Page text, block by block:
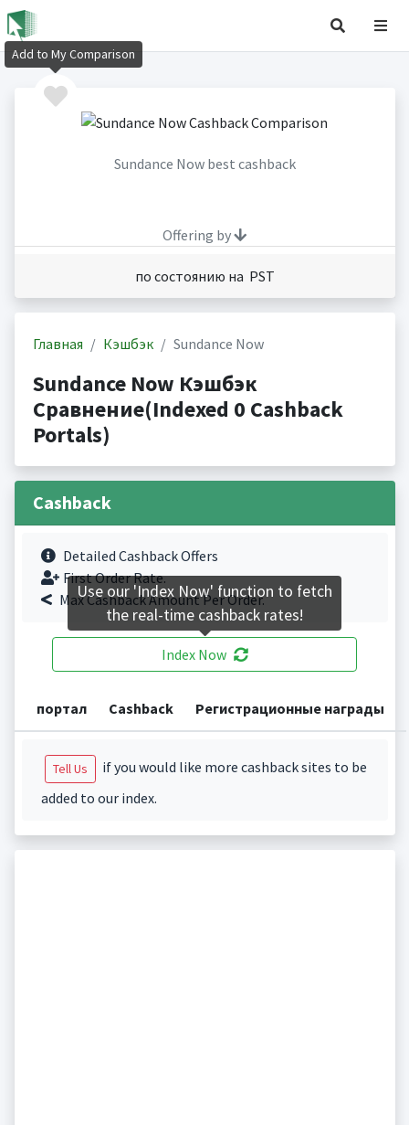
Sundance Now best cashback
Offering by
по состоянию на PST
Главная Кэшбэк Sundance Now
Sundance Now Кэшбэк
Сравнение(Indexed 0 Cashback
Portals)
Cashback
Detailed Cashback Offers
First Order Rate.
Max Cashback Amount Per Order.
Index Now
портал Cashback Регистрационные награды
Tell Us
if you would like more cashback sites to be
added to our index.
Add to My Comparison
Use our 'Index Now' function to fetch
the real-time cashback rates!